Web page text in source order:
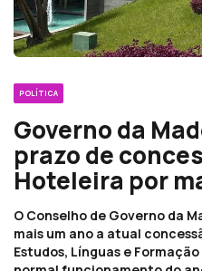
POLÍTICA
Governo da
prazo de
Hoteleira por
O Conselho de Governo da
mais um ano a atual
Estudos, Línguas e